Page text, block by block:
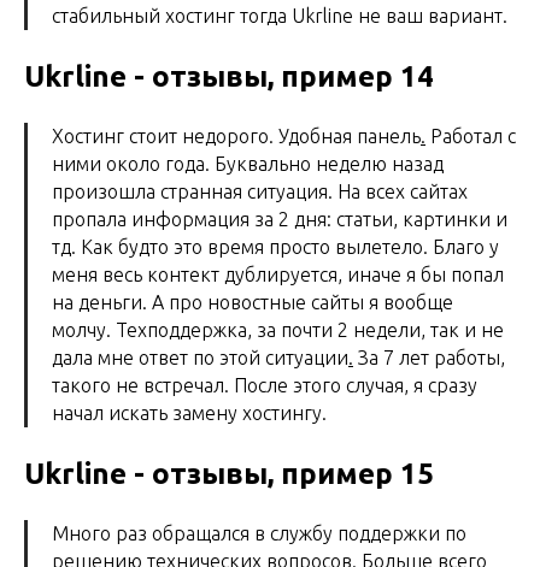
стабильный хостинг тогда Ukrline не ваш вариант.
Ukrline - отзывы, пример 14
Хостинг стоит недорого. Удобная панель. Работал с
ними около года. Буквально неделю назад
произошла странная ситуация. На всех сайтах
пропала информация за 2 дня: статьи, картинки и
тд. Как будто это время просто вылетело. Благо у
меня весь контект дублируется, иначе я бы попал
на деньги. А про новостные сайты я вообще
молчу. Техподдержка, за почти 2 недели, так и не
дала мне ответ по этой ситуации. За 7 лет работы,
такого не встречал. После этого случая, я сразу
начал искать замену хостингу.
Ukrline - отзывы, пример 15
Много раз обращался в службу поддержки по
решению технических вопросов. Больше всего